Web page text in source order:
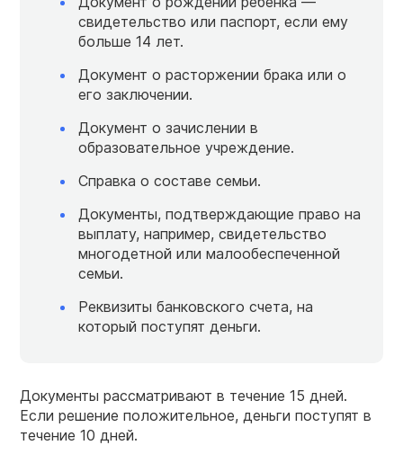
свидетельство или паспорт, если ему
больше 14 лет.
Документ о расторжении брака или о
его заключении.
Документ о зачислении в
образовательное учреждение.
Справка о составе семьи.
Документы, подтверждающие право на
выплату, например, свидетельство
многодетной или малообеспеченной
семьи.
Реквизиты банковского счета, на
который поступят деньги.
Документы рассматривают в течение 15 дней.
Если решение положительное, деньги поступят в
течение 10 дней.